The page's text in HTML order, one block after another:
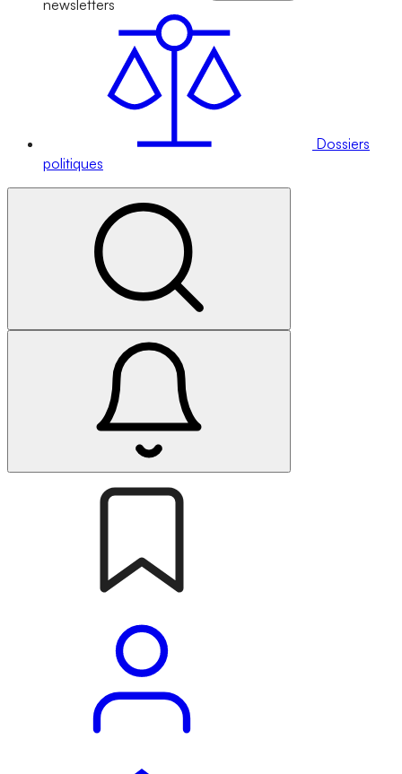
newsletters
Dossiers
politiques